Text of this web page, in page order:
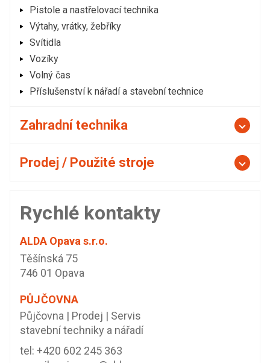
Pistole a nastřelovací technika
Výtahy, vrátky, žebříky
Svítidla
Vozíky
Volný čas
Příslušenství k nářadí a stavební technice
Zahradní technika
Prodej / Použité stroje
Rychlé kontakty
ALDA Opava s.r.o.
Těšínská 75
746 01 Opava
PŮJČOVNA
Půjčovna | Prodej | Servis
stavební techniky a nářadí
tel: +420 602 245 363